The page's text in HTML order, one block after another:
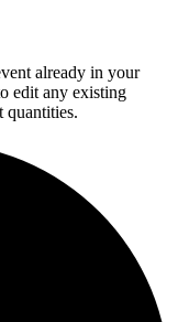
already in your
edit any existing
quantities.